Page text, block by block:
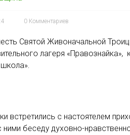
0 Комментариев
Святой Живоначальной
лагеря
встретились с настоятелем
ними беседу духовно-